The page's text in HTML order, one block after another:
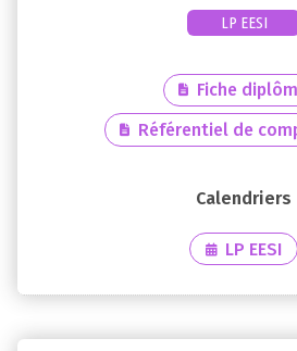
LP EESI
Fiche
Référentiel de
LP EESI